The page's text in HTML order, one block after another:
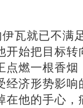
瓦就已不满
开始把目标
点燃一根香
经济形势影
在他的手心